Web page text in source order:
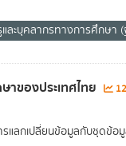
ละบุคลากรทางการศึกษา (
ของประเทศไทย
รแลกเปลี่ยนข้อมูลกับชุด